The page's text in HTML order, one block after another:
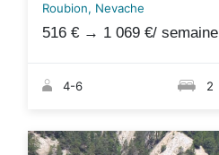
Roubion, Nevache
516 € → 1 069 €/ semaine
4-6 2